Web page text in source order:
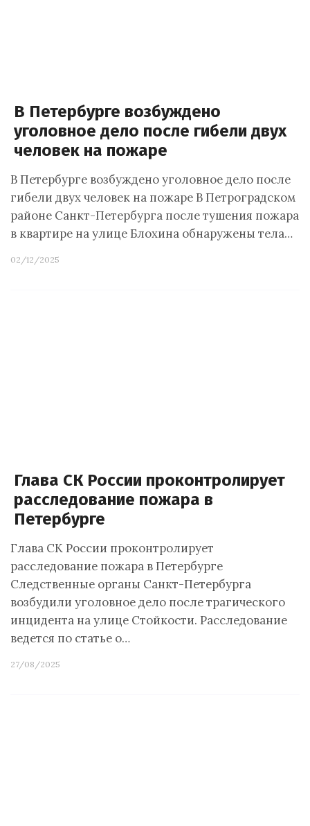
В Петербурге возбуждено
уголовное дело после гибели двух
человек на пожаре
В Петербурге возбуждено уголовное дело после
гибели двух человек на пожаре В Петроградском
районе Санкт-Петербурга после тушения пожара
в квартире на улице Блохина обнаружены тела…
02/12/2025
Глава СК России проконтролирует
расследование пожара в
Петербурге
Глава СК России проконтролирует
расследование пожара в Петербурге
Следственные органы Санкт-Петербурга
возбудили уголовное дело после трагического
инцидента на улице Стойкости. Расследование
ведется по статье о…
27/08/2025